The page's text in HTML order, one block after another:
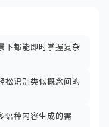
下都能即时掌握复杂
松识别类似概念间的
语种内容生成的需